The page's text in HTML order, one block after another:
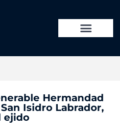
Hermandad
Isidro Labrador,
ejido